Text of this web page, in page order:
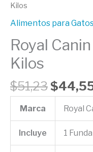
Kilos
Alimentos para
Royal
Kilos
$51,23 $
Marca Royal
Incluye 1